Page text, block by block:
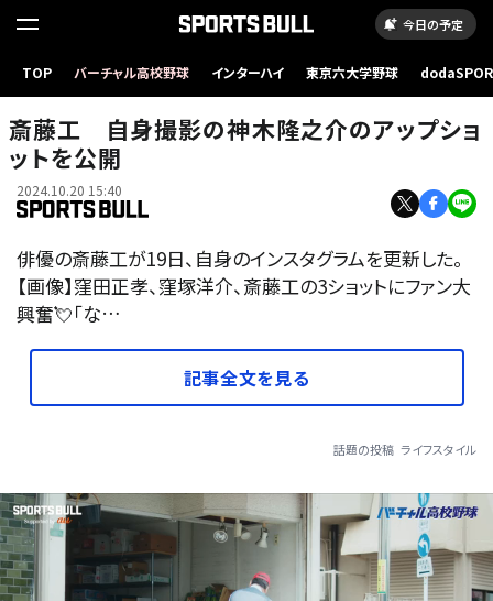
今日の予定
TOP バーチャル高校野球 インターハイ 東京六大学野球
斎藤工 自身撮影の神木隆之介のアップショ
ットを公開
2024.10.20 15:40
俳優の斎藤工が19日、自身のインスタグラムを更新した。
【画像】窪田正孝、窪塚洋介、斎藤工の3ショットにファン大
興奮💘「な…
記事全文を見る
話題の投稿 ライフスタイル